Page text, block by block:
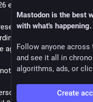
ends 7 Aug.
software
long-term
age of GenAI.
rate (£325). In-
Mastodon is the best
with what's happening.
Follow anyone across
and see it all in
algorithms, ads, or
Create